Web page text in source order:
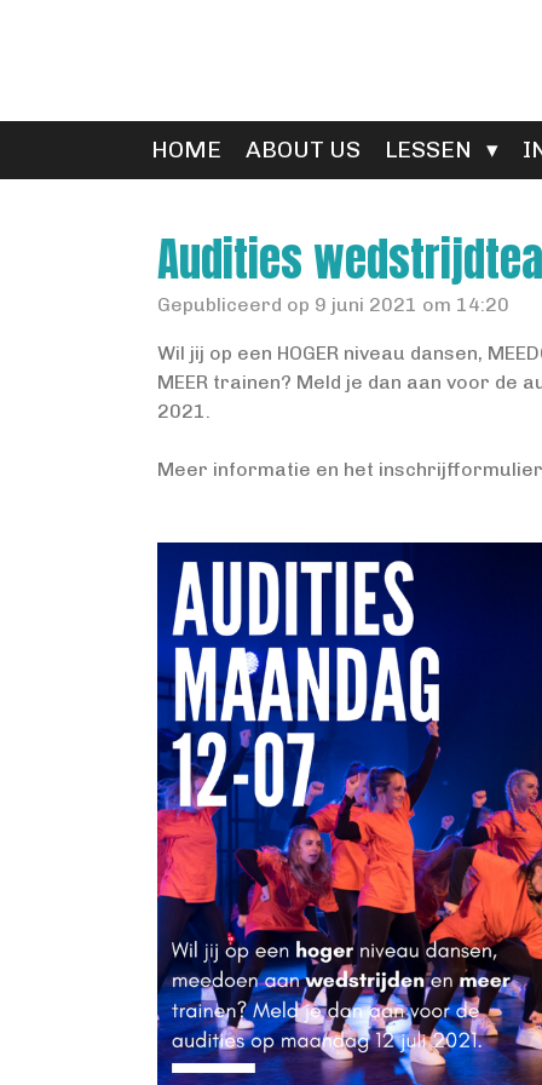
HOME ABOUT US LESSEN
Audities
Gepubliceerd op 9 juni 2021 om 14:20
Wil jij op een HOGER niveau dansen,
MEER trainen? Meld je dan aan voor de
2021.
Meer informatie en het